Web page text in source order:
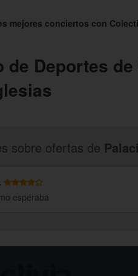
mejores conciertos con
de Deportes
sobre ofertas de
esperaba